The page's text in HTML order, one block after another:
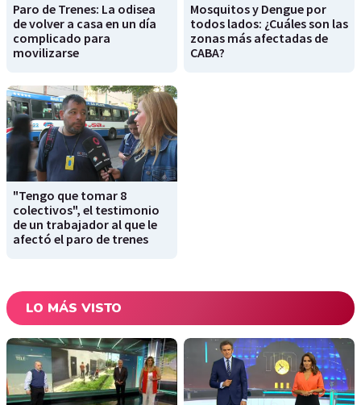
Paro de Trenes: La odisea
de volver a casa en un día
complicado para
movilizarse
Mosquitos y Dengue por
todos lados: ¿Cuáles son las
zonas más afectadas de
CABA?
"Tengo que tomar 8
colectivos", el testimonio
de un trabajador al que le
afectó el paro de trenes
LO MÁS VISTO